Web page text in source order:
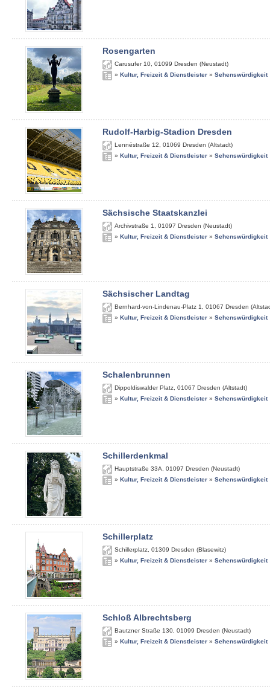
Rosengarten
Carusufer 10 01099 Dresden (Neustadt)
» Kultur, Freizeit & Dienstleister » Sehenswürdigkeit
Rudolf-Harbig-Stadion Dresden
Lennéstraße 12 01069 Dresden (Altstadt)
» Kultur, Freizeit & Dienstleister » Sehenswürdigkeit
Sächsische Staatskanzlei
Archivstraße 1 01097 Dresden (Neustadt)
» Kultur, Freizeit & Dienstleister » Sehenswürdigkeit
Sächsischer Landtag
Bernhard-von-Lindenau-Platz 1 01067 Dresden
» Kultur, Freizeit & Dienstleister » Sehenswürdigkeit
Schalenbrunnen
Dippoldiswalder Platz 01067 Dresden (Altstadt)
» Kultur, Freizeit & Dienstleister » Sehenswürdigkeit
Schillerdenkmal
Hauptstraße 33A 01097 Dresden (Neustadt)
» Kultur, Freizeit & Dienstleister » Sehenswürdigkeit
Schillerplatz
Schillerplatz 01309 Dresden (Blasewitz)
» Kultur, Freizeit & Dienstleister » Sehenswürdigkeit
Schloß Albrechtsberg
Bautzner Straße 130 01099 Dresden (Neustadt)
» Kultur, Freizeit & Dienstleister » Sehenswürdigkeit